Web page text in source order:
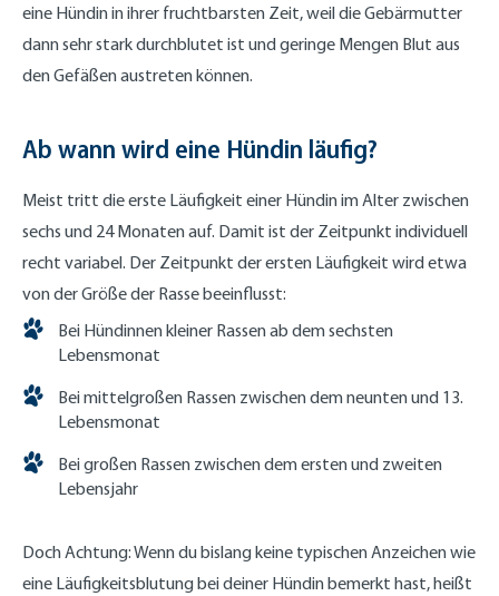
eine Hündin in ihrer fruchtbarsten Zeit, weil die Gebärmutter
dann sehr stark durchblutet ist und geringe Mengen Blut aus
den Gefäßen austreten können.
Ab wann wird eine Hündin läufig?
Meist tritt die erste Läufigkeit einer Hündin im Alter zwischen
sechs und 24 Monaten auf. Damit ist der Zeitpunkt individuell
recht variabel. Der Zeitpunkt der ersten Läufigkeit wird etwa
von der Größe der Rasse beeinflusst:
Bei Hündinnen kleiner Rassen ab dem sechsten
Lebensmonat
Bei mittelgroßen Rassen zwischen dem neunten und 13.
Lebensmonat
Bei großen Rassen zwischen dem ersten und zweiten
Lebensjahr
Doch Achtung: Wenn du bislang keine typischen Anzeichen wie
eine Läufigkeitsblutung bei deiner Hündin bemerkt hast, heißt